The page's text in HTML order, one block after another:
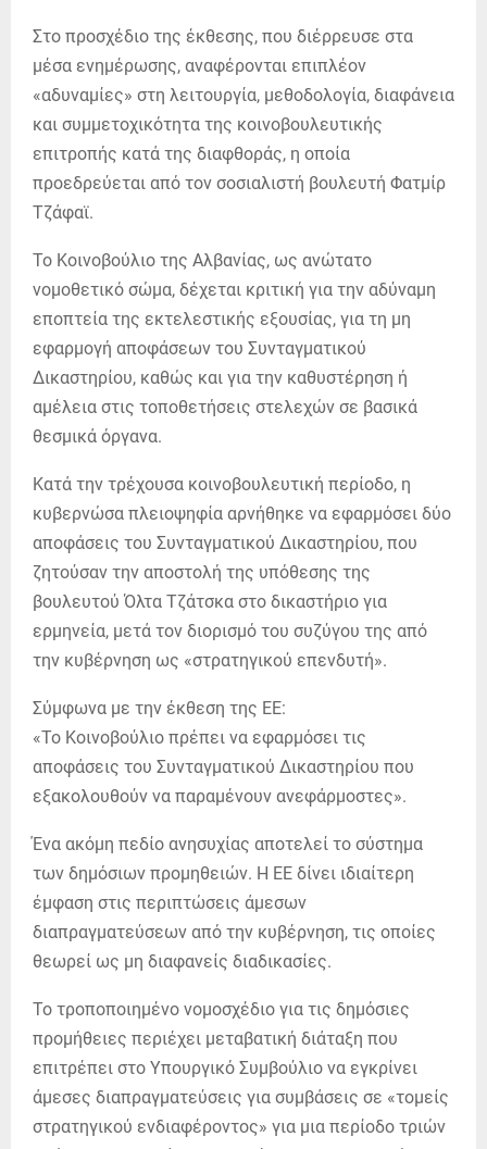
Στο προσχέδιο της έκθεσης, που διέρρευσε στα
μέσα ενημέρωσης, αναφέρονται επιπλέον
«αδυναμίες» στη λειτουργία, μεθοδολογία, διαφάνεια
και συμμετοχικότητα της κοινοβουλευτικής
επιτροπής κατά της διαφθοράς, η οποία
προεδρεύεται από τον σοσιαλιστή βουλευτή Φατμίρ
Τζάφαϊ.
Το Κοινοβούλιο της Αλβανίας, ως ανώτατο
νομοθετικό σώμα, δέχεται κριτική για την αδύναμη
εποπτεία της εκτελεστικής εξουσίας, για τη μη
εφαρμογή αποφάσεων του Συνταγματικού
Δικαστηρίου, καθώς και για την καθυστέρηση ή
αμέλεια στις τοποθετήσεις στελεχών σε βασικά
θεσμικά όργανα.
Κατά την τρέχουσα κοινοβουλευτική περίοδο, η
κυβερνώσα πλειοψηφία αρνήθηκε να εφαρμόσει δύο
αποφάσεις του Συνταγματικού Δικαστηρίου, που
ζητούσαν την αποστολή της υπόθεσης της
βουλευτού Όλτα Τζάτσκα στο δικαστήριο για
ερμηνεία, μετά τον διορισμό του συζύγου της από
την κυβέρνηση ως «στρατηγικού επενδυτή».
Σύμφωνα με την έκθεση της ΕΕ:
«Το Κοινοβούλιο πρέπει να εφαρμόσει τις
αποφάσεις του Συνταγματικού Δικαστηρίου που
εξακολουθούν να παραμένουν ανεφάρμοστες».
Ένα ακόμη πεδίο ανησυχίας αποτελεί το σύστημα
των δημόσιων προμηθειών. Η ΕΕ δίνει ιδιαίτερη
έμφαση στις περιπτώσεις άμεσων
διαπραγματεύσεων από την κυβέρνηση, τις οποίες
θεωρεί ως μη διαφανείς διαδικασίες.
Το τροποποιημένο νομοσχέδιο για τις δημόσιες
προμήθειες περιέχει μεταβατική διάταξη που
επιτρέπει στο Υπουργικό Συμβούλιο να εγκρίνει
άμεσες διαπραγματεύσεις για συμβάσεις σε «τομείς
στρατηγικού ενδιαφέροντος» για μια περίοδο τριών